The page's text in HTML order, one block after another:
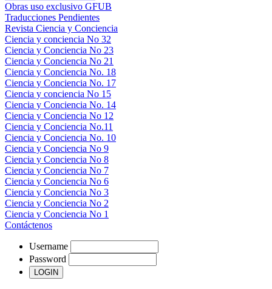
Obras uso exclusivo GFUB
Traducciones Pendientes
Revista Ciencia y Conciencia
Ciencia y conciencia No 32
Ciencia y Conciencia No 23
Ciencia y Conciencia No 21
Ciencia y Conciencia No. 18
Ciencia y Conciencia No. 17
Ciencia y conciencia No 15
Ciencia y Conciencia No. 14
Ciencia y Conciencia No 12
Ciencia y Conciencia No.11
Ciencia y Conciencia No. 10
Ciencia y Conciencia No 9
Ciencia y Conciencia No 8
Ciencia y Conciencia No 7
Ciencia y Conciencia No 6
Ciencia y Conciencia No 3
Ciencia y Conciencia No 2
Ciencia y Conciencia No 1
Contáctenos
Username
Password